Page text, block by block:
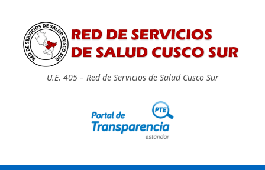
U.E. 405 – Red de Servicios de Salud Cusco Sur